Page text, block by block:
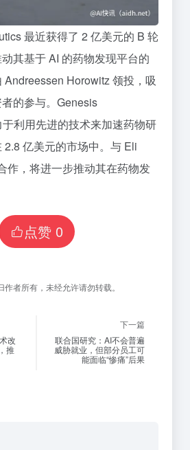
最近获得了 2 亿美元的 B 轮
其基于 AI 的药物发现平台的
Horowitz 领投，吸
的参与。Genesis
利用先进的技术来加速药物研
亿美元的市场中。与 Eli
作，将进一步推动其在药物发
点赞 0
作者所有，未经允许请勿转载。
改
推
下一篇
联合国研究：AI不会普遍
威胁就业，但部分员工可
能面临“惨痛”后果